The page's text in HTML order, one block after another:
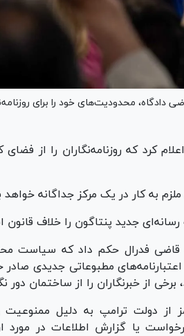
دادگاه، محدودیت‌های خود را برای
کرد که روزنامه‌نگاران را از
به کار در یک مرکز جداگانه خواهد
جدید پنتاگون را خلاف قانون
فدرال حکم داد که سیاست
مطبوعاتی جدیدی
از خبرنگاران را از ساختمان دور
از دولت ترامپ به دلیل ممنوعیت
یا گزارش اطلاعات در مورد